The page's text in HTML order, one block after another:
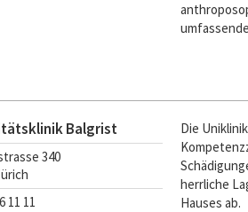
Balgrist
340
11 11
Die
herrliche
Hauses ab.